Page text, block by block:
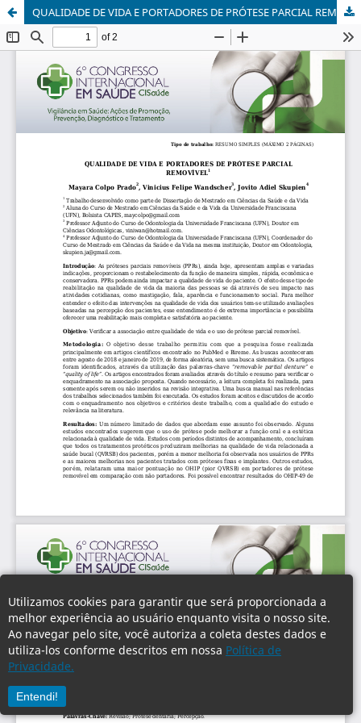
Utilizamos cookies para garantir que será proporcionada a
melhor experiência ao usuário enquanto visita o nosso site.
Ao navegar pelo site, você autoriza a coleta destes dados e
utiliza-los conforme descritos em nossa Política de
Privacidade.
Entendi!
QUALIDADE DE VIDA E PORTADORES DE PRÓTESE PARCIAL REMOVÍVEL